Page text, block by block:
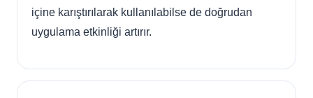
içine karıştırılarak kullanılabilse de doğrudan
uygulama etkinliği artırır.